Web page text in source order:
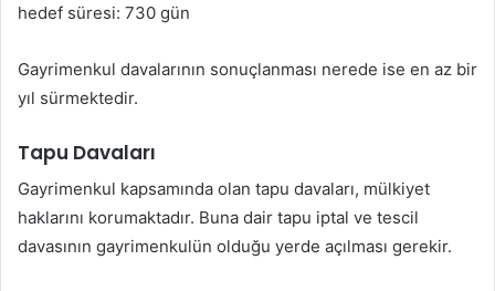
hedef süresi: 730 gün
Gayrimenkul davalarının sonuçlanması nerede ise en az bir
yıl sürmektedir.
Tapu Davaları
Gayrimenkul kapsamında olan tapu davaları, mülkiyet
haklarını korumaktadır. Buna dair tapu iptal ve tescil
davasının gayrimenkulün olduğu yerde açılması gerekir.